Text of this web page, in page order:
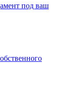
под ваш